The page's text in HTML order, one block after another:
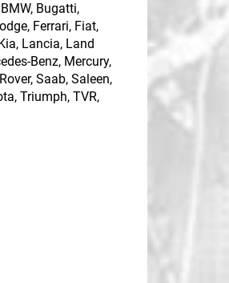
Bugatti,
Ferrari, Fiat,
Lancia, Land
Benz, Mercury,
Saab, Saleen,
Triumph, TVR,